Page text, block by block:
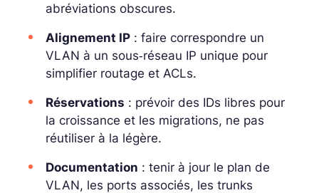
abréviations obscures.
Alignement IP : faire correspondre un
VLAN à un sous‑réseau IP unique pour
simplifier routage et ACLs.
Réservations : prévoir des IDs libres pour
la croissance et les migrations, ne pas
réutiliser à la légère.
Documentation : tenir à jour le plan de
VLAN, les ports associés, les trunks